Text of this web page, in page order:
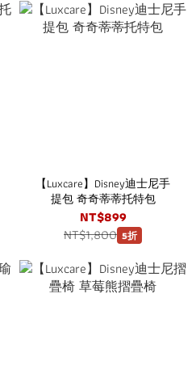
【Luxcare】Disney迪士尼手
提包 奇奇蒂蒂托特包
NT$899
NT$1,800 5折